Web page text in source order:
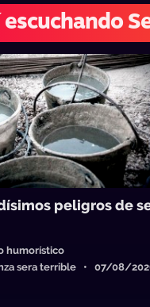
escuchando
peligros de
humorístico
sera terrible • 07/08/